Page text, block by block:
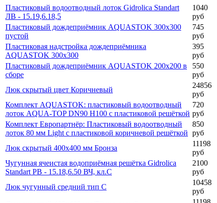
склада и расчёт логистики под объект.
Прайс-лист водоотводных систем
Название товара
Цена
за шт
Пластиковый водоотводный лоток Gidrolica Standart
ЛВ - 15.19,6.18,5
1040
руб
Пластиковый дождеприёмник AQUASTOK 300х300
пустой
745
руб
Пластиковая надстройка дождеприёмника
AQUASTOK 300х300
395
руб
Пластиковый дождеприёмник AQUASTOK 200х200 в
сборе
550
руб
Люк скрытый цвет Коричневый
24856
руб
Комплект AQUASTOK: пластиковый водоотводный
лоток AQUA-TOP DN90 H100 с пластиковой решёткой
720
руб
Комплект Европартнёр: Пластиковый водоотводный
850
руб